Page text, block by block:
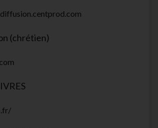
(chrétien)